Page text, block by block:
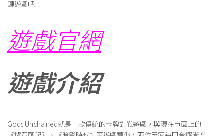
鏈遊戲吧！
遊戲官網
遊戲介紹
Gods Unchained就是一款傳統的卡牌對戰遊戲，與現在市面上的